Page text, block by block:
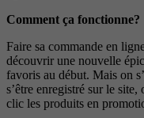
Comment ça fonctionne?
Faire sa commande en
découvrir une nouvelle
favoris au début. Mais on
s’être enregistré sur le
clic les produits en